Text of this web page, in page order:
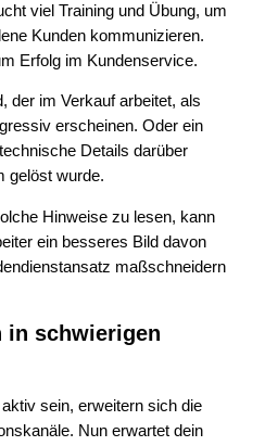
viel Training und Übung, um
Kunden kommunizieren.
Erfolg im Kundenservice.
der im Verkauf arbeitet, als
erscheinen. Oder ein
Details darüber
gelöst wurde.
Hinweise zu lesen, kann
ein besseres Bild davon
maßschneidern
in schwierigen
sein, erweitern sich die
Nun erwartet dein